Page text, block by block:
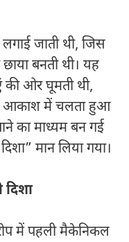
जाती थी, जिस
बनती थी। यह
की ओर घूमती थी,
आकाश में चलता हुआ
का माध्यम बन गई
मान लिया गया।
में पहली मैकेनिकल